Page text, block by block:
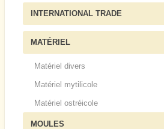
INTERNATIONAL TRADE
MATÉRIEL
Matériel divers
Matériel mytilicole
Matériel ostréicole
MOULES